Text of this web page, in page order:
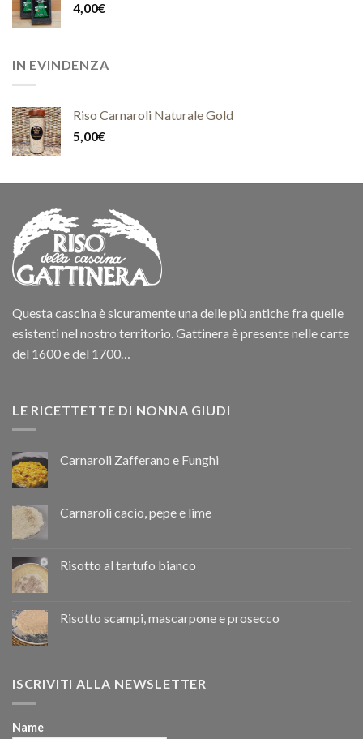
4,00€
IN EVINDENZA
Riso Carnaroli Naturale Gold
5,00€
Questa cascina è sicuramente una delle più antiche fra quelle
esistenti nel nostro territorio. Gattinera è presente nelle carte
del 1600 e del 1700…
LE RICETTETTE DI NONNA GIUDI
Carnaroli Zafferano e Funghi
Carnaroli cacio, pepe e lime
Risotto al tartufo bianco
Risotto scampi, mascarpone e prosecco
ISCRIVITI ALLA NEWSLETTER
Name